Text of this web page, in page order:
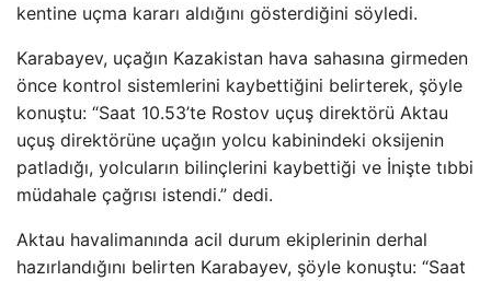
kentine uçma kararı aldığını gösterdiğini söyledi.
Karabayev, uçağın Kazakistan hava sahasına girmeden
önce kontrol sistemlerini kaybettiğini belirterek, şöyle
konuştu: “Saat 10.53’te Rostov uçuş direktörü Aktau
uçuş direktörüne uçağın yolcu kabinindeki oksijenin
patladığı, yolcuların bilinçlerini kaybettiği ve İnişte tıbbi
müdahale çağrısı istendi.” dedi.
Aktau havalimanında acil durum ekiplerinin derhal
hazırlandığını belirten Karabayev, şöyle konuştu: “Saat